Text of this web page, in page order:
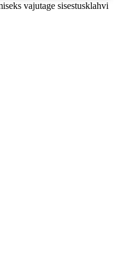
vajutage sisestusklahvi